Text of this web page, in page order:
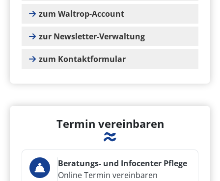
zum Waltrop-Account
zur Newsletter-Verwaltung
zum Kontaktformular
Termin vereinbaren
Beratungs- und Infocenter Pflege
Online Termin vereinbaren